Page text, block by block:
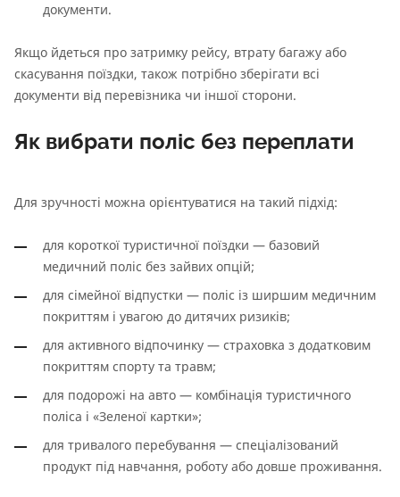
документи.
Якщо йдеться про затримку рейсу, втрату багажу або
скасування поїздки, також потрібно зберігати всі
документи від перевізника чи іншої сторони.
Як вибрати поліс без переплати
Для зручності можна орієнтуватися на такий підхід:
для короткої туристичної поїздки — базовий
медичний поліс без зайвих опцій;
для сімейної відпустки — поліс із ширшим медичним
покриттям і увагою до дитячих ризиків;
для активного відпочинку — страховка з додатковим
покриттям спорту та травм;
для подорожі на авто — комбінація туристичного
поліса і «Зеленої картки»;
для тривалого перебування — спеціалізований
продукт під навчання, роботу або довше проживання.